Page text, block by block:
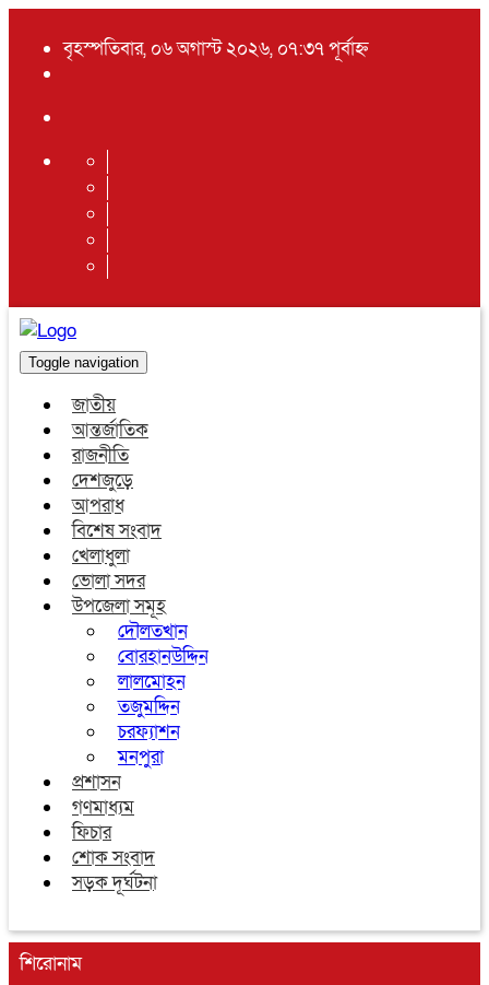
বৃহস্পতিবার, ০৬ অগাস্ট ২০২৬, ০৭:৩৭ পূর্বাহ্ন
Toggle navigation
জাতীয়
আন্তর্জাতিক
রাজনীতি
দেশজুড়ে
আপরাধ
বিশেষ সংবাদ
খেলাধুলা
ভোলা সদর
উপজেলা সমূহ
দৌলতখান
বোরহানউদ্দিন
লালমোহন
তজুমদ্দিন
চরফ্যাশন
মনপুরা
প্রশাসন
গণমাধ্যম
ফিচার
শোক সংবাদ
সড়ক দূর্ঘটনা
শিরোনাম